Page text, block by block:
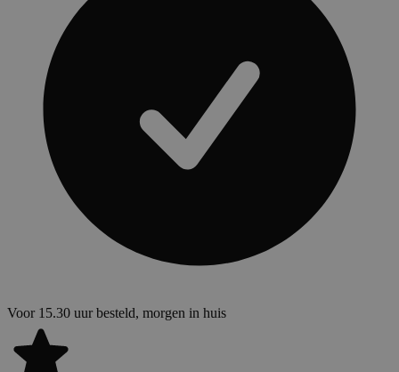
Voor 15.30 uur besteld, morgen in huis